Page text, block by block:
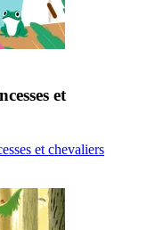
et
et chevaliers